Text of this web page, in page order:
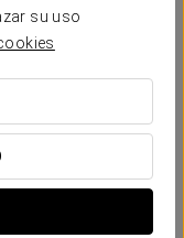
su uso
paseo en